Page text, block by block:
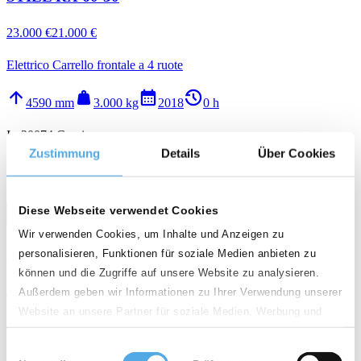
Zustimmung Details Über Cookies
Diese Webseite verwendet Cookies
Wir verwenden Cookies, um Inhalte und Anzeigen zu
personalisieren, Funktionen für soziale Medien anbieten zu
können und die Zugriffe auf unsere Website zu analysieren.
Außerdem geben wir Informationen zu Ihrer Verwendung unserer
Website an unsere Partner für soziale Medien, Werbung und
Analysen weiter. Unsere Partner führen diese Informationen
möglicherweise mit weiteren Daten zusammen, die Sie ihnen
23.000 €21.000 €
Elettrico Carrello frontale a 4 ruote
arrow_upward 4590 mm weight 3.000 kgcalendar_month2018history_20 h
I - 20074 Carpiano
call email favorite_border
STILL RX 60-30
24.000 €20.800 €
arrow_upward calendar_month history_2